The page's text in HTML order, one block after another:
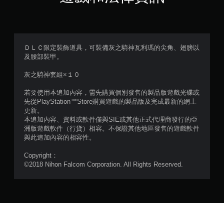
星
共
3
分
ＤＬＣ限定裝飾道具，可裝備灰之騎神瓦利瑪的尖角、翅膀以
及腰部裝甲。
灰之騎神套組×１０
若要使用本追加內容，需先購買個別發售的製品版遊戲光碟或
先從PlayStation™Store購買遊戲的製品版及完成最新的網上
更新。
本追加內容、資料或軟件僅與SIE或其他正式代理商發行的亞
洲版遊戲軟件（行貨）相容。不保證其他地區發售的遊戲軟件
與此追加內容的相容性。
Copyright：
©2018 Nihon Falcom Corporation. All Rights Reserved.